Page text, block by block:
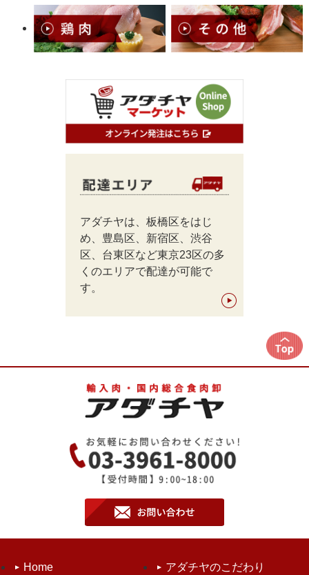
アダチヤは、板橋区をはじ
め、豊島区、新宿区、渋谷
区、台東区など東京23区の多
くのエリアで配達が可能で
す。
Home アダチヤのこだわり